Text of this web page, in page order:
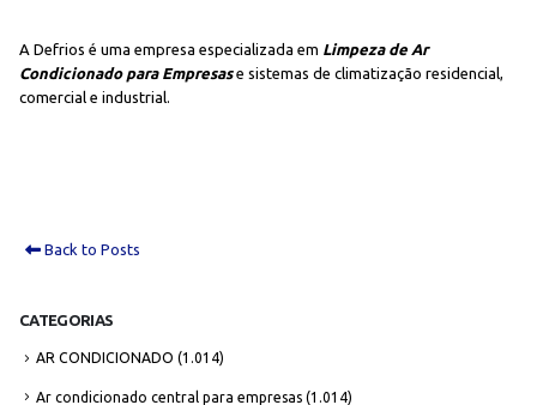
A Defrios é uma empresa especializada em Limpeza de Ar
Condicionado para Empresase sistemas de climatização residencial,
comercial e industrial.
Back to Posts
CATEGORIAS
AR CONDICIONADO (1.014)
Ar condicionado central para empresas (1.014)